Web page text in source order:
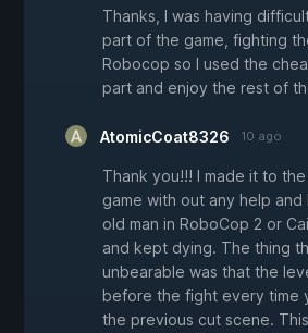
Thanks, I was having
part of the game, fighting
Robocop so I used the
part and enjoy the rest of
AtomicCoat8326 10 ago
Thank you!!! I made it to
game with out any help
old man in RoboCop 2 or
and kept dying. The thing
unbearable was that the
before the fight every time
the previous cut scene.